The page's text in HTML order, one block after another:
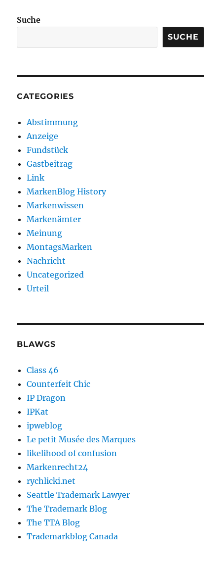
Suche
SUCHE
CATEGORIES
Abstimmung
Anzeige
Fundstück
Gastbeitrag
Link
MarkenBlog History
Markenwissen
Markenämter
Meinung
MontagsMarken
Nachricht
Uncategorized
Urteil
BLAWGS
Class 46
Counterfeit Chic
IP Dragon
IPKat
ipweblog
Le petit Musée des Marques
likelihood of confusion
Markenrecht24
rychlicki.net
Seattle Trademark Lawyer
The Trademark Blog
The TTA Blog
Trademarkblog Canada